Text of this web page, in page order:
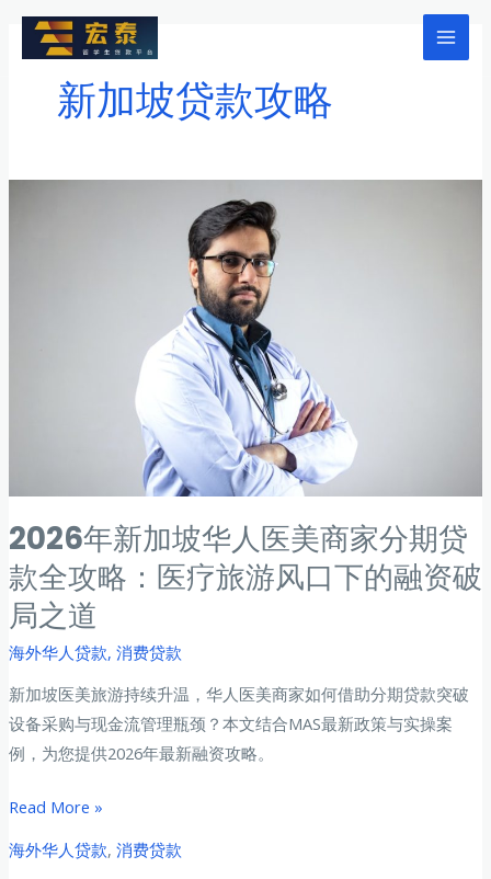
Main
新加坡贷款攻略
2026年新加坡华人医美商家分期贷
款全攻略：医疗旅游风口下的融资破
局之道
海外华人贷款, 消费贷款
新加坡医美旅游持续升温，华人医美商家如何借助分期贷款突破
设备采购与现金流管理瓶颈？本文结合MAS最新政策与实操案
例，为您提供2026年最新融资攻略。
2026
新
Read More »
海外华人贷款, 消费贷款